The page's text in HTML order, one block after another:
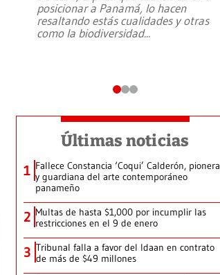
posicionar a Panamá, lo hacen
resaltando estás cualidades y otras
como la biodiversidad...
Últimas noticias
1 Fallece Constancia ‘Coqui’ Calderón, pionera
y guardiana del arte contemporáneo
panameño
2 Multas de hasta $1,000 por incumplir las
restricciones en el 9 de enero
3 Tribunal falla a favor del Idaan en contrato
de más de $49 millones